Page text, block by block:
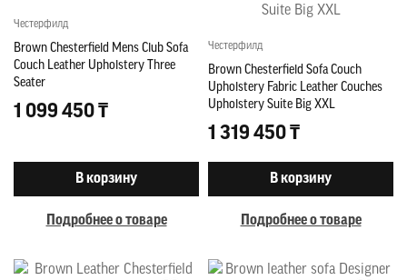
Честерфилд
Brown Chesterfield Mens Club Sofa
Couch Leather Upholstery Three
Seater
1 099 450 ₸
В корзину
Подробнее о товаре
Честерфилд
Brown Chesterfield Sofa Couch
Upholstery Fabric Leather Couches
Upholstery Suite Big XXL
1 319 450 ₸
В корзину
Подробнее о товаре